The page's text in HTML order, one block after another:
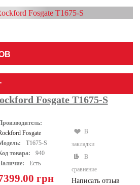
Fosgate T1675-S
Fosgate T1675-S
Fosgate
T1675-S
товара:
940
Есть
грн
В
закладки
В
сравнение
Написать отзыв